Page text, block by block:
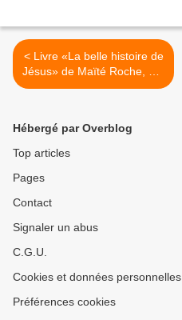
< Livre «La belle histoire de
Jésus» de Maïté Roche, ed.
Mame-Edifa 2007
Hébergé par Overblog
Top articles
Pages
Contact
Signaler un abus
C.G.U.
Cookies et données personnelles
Préférences cookies